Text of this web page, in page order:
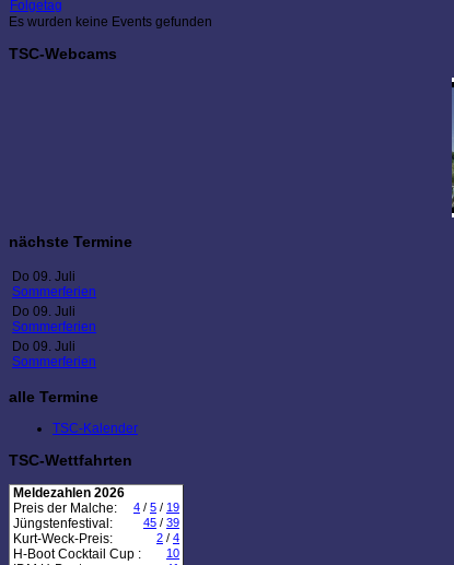
Folgetag
Es wurden keine Events gefunden
TSC-Webcams
nächste Termine
Do 09. Juli
Sommerferien
Do 09. Juli
Sommerferien
Do 09. Juli
Sommerferien
alle Termine
TSC-Kalender
TSC-Wettfahrten
Meldezahlen 2026
Preis der Malche:
4 / 5 / 19
Jüngstenfestival: 45 / 39
Kurt-Weck-Preis: 2 / 4
H-Boot Cocktail Cup : 10